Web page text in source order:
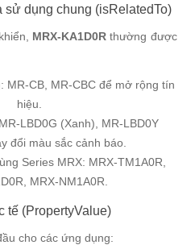
dụng chung (isRelatedTo)
MRX-KA1D0R thường được
MR-CB, MR-CBC để mở rộng tín
hiệu.
LBD0G (Xanh), MR-LBD0Y
đổi màu sắc cảnh báo.
Series MRX: MRX-TM1A0R
MRX-NM1A0R
tế (PropertyValue)
cho các ứng dụng: